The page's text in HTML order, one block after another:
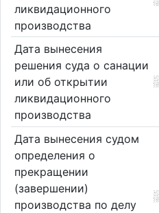
ликвидационного
производства
Дата вынесения
решения суда о санации
или об открытии
ликвидационного
производства
Дата вынесения судом
определения о
прекращении
(завершении)
производства по делу